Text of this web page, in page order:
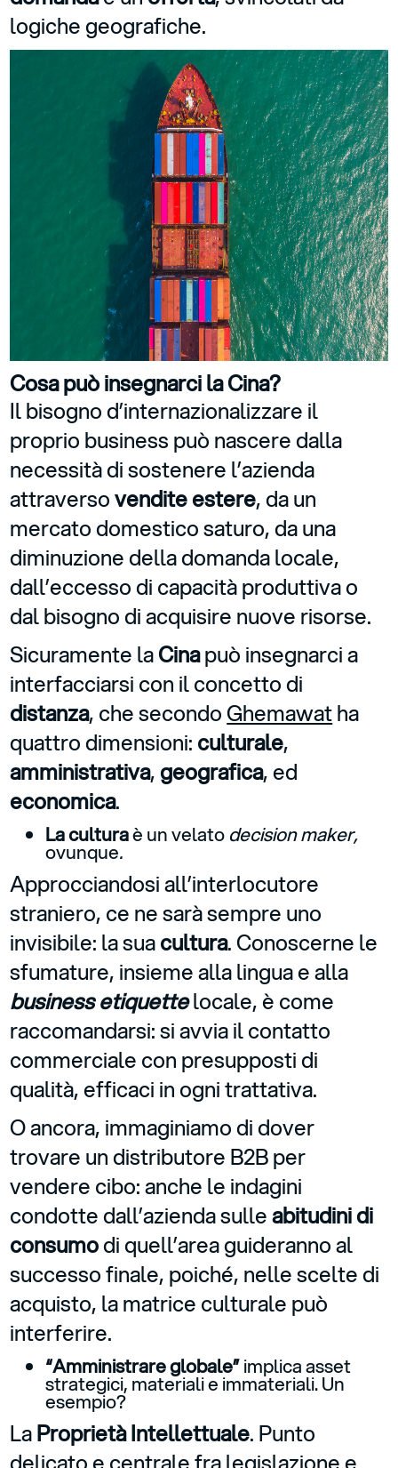
logiche geografiche.
Cosa può insegnarci la Cina?
Il bisogno d’internazionalizzare il
proprio business può nascere dalla
necessità di sostenere l’azienda
attraversovendite estere, da un
mercato domestico saturo, da una
diminuzione della domanda locale,
dall’eccesso di capacità produttiva o
dal bisogno di acquisire nuove risorse.
Sicuramente laCinapuò insegnarci a
interfacciarsi con il concetto di
distanza, che secondoGhemawatha
quattro dimensioni: culturale,
amministrativa,geografica, ed
economica.
La culturaè un velatodecision maker,
ovunque.
Approcciandosi all’interlocutore
straniero, ce ne sarà sempre uno
invisibile: la suacultura. Conoscerne le
sfumature, insieme alla lingua e alla
business etiquettelocale, è come
raccomandarsi: si avvia il contatto
commerciale con presupposti di
qualità, efficaci in ogni trattativa.
O ancora, immaginiamo di dover
trovare un distributore B2B per
vendere cibo: anche le indagini
condotte dall’azienda sulleabitudini di
consumodi quell’area guideranno al
successo finale, poiché, nelle scelte di
acquisto, la matrice culturale può
interferire.
“Amministrare globale”implica asset
strategici, materiali e immateriali. Un
esempio?
LaProprietà Intellettuale. Punto